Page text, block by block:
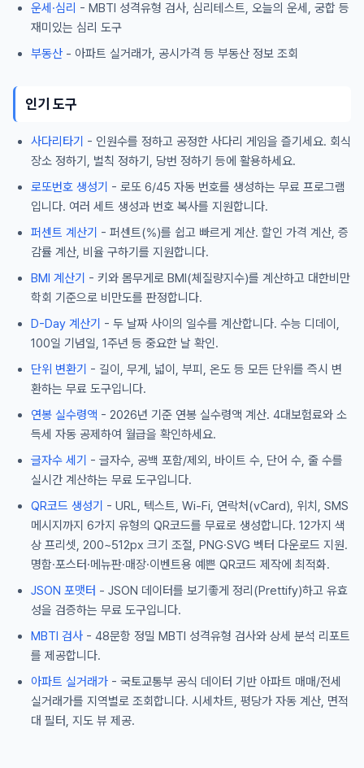
운세·심리 - MBTI 성격유형 검사, 심리테스트, 오늘의 운세, 궁합 등
재미있는 심리 도구
부동산 - 아파트 실거래가, 공시가격 등 부동산 정보 조회
인기 도구
사다리타기 - 인원수를 정하고 공정한 사다리 게임을 즐기세요. 회식
장소 정하기, 벌칙 정하기, 당번 정하기 등에 활용하세요.
로또번호 생성기 - 로또 6/45 자동 번호를 생성하는 무료 프로그램
입니다. 여러 세트 생성과 번호 복사를 지원합니다.
퍼센트 계산기 - 퍼센트(%)를 쉽고 빠르게 계산. 할인 가격 계산, 증
감률 계산, 비율 구하기를 지원합니다.
BMI 계산기 - 키와 몸무게로 BMI(체질량지수)를 계산하고 대한비만
학회 기준으로 비만도를 판정합니다.
D-Day 계산기 - 두 날짜 사이의 일수를 계산합니다. 수능 디데이,
100일 기념일, 1주년 등 중요한 날 확인.
단위 변환기 - 길이, 무게, 넓이, 부피, 온도 등 모든 단위를 즉시 변
환하는 무료 도구입니다.
연봉 실수령액 - 2026년 기준 연봉 실수령액 계산. 4대보험료와 소
득세 자동 공제하여 월급을 확인하세요.
글자수 세기 - 글자수, 공백 포함/제외, 바이트 수, 단어 수, 줄 수를
실시간 계산하는 무료 도구입니다.
QR코드 생성기 - URL, 텍스트, Wi-Fi, 연락처(vCard), 위치, SMS
메시지까지 6가지 유형의 QR코드를 무료로 생성합니다. 12가지 색
상 프리셋, 200~512px 크기 조절, PNG·SVG 벡터 다운로드 지원.
명함·포스터·메뉴판·매장·이벤트용 예쁜 QR코드 제작에 최적화.
JSON 포맷터 - JSON 데이터를 보기좋게 정리(Prettify)하고 유효
성을 검증하는 무료 도구입니다.
MBTI 검사 - 48문항 정밀 MBTI 성격유형 검사와 상세 분석 리포트
를 제공합니다.
아파트 실거래가 - 국토교통부 공식 데이터 기반 아파트 매매/전세
실거래가를 지역별로 조회합니다. 시세차트, 평당가 자동 계산, 면적
대 필터, 지도 뷰 제공.